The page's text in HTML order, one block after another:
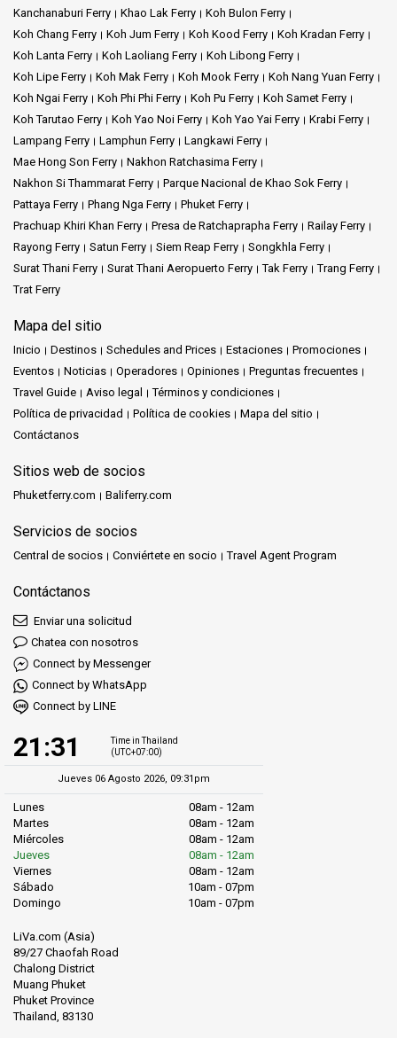
Kanchanaburi Ferry
Khao Lak Ferry
Koh Bulon Ferry
Koh Chang Ferry
Koh Jum Ferry Koh Kood Ferry
Koh Kradan Ferry
Koh Lanta Ferry
Koh Laoliang Ferry
Koh Libong Ferry
Koh Lipe Ferry
Koh Mak Ferry Koh Mook Ferry
Koh Nang Yuan Ferry
Koh Ngai Ferry
Koh Phi Phi Ferry Koh Pu Ferry
Koh Samet Ferry
Koh Tarutao Ferry
Koh Yao Noi Ferry Koh Yao Yai Ferry
Krabi Ferry
Lampang Ferry
Lamphun Ferry
Langkawi Ferry
Mae Hong Son Ferry
Nakhon Ratchasima Ferry
Nakhon Si Thammarat Ferry
Parque Nacional de Khao Sok Ferry
Pattaya Ferry
Phang Nga Ferry
Phuket Ferry
Prachuap Khiri Khan Ferry
Presa de Ratchaprapha Ferry
Railay Ferry
Rayong Ferry
Satun Ferry Siem Reap Ferry
Songkhla Ferry
Surat Thani Ferry
Surat Thani Aeropuerto Ferry Tak Ferry
Trang Ferry
Trat Ferry
Mapa del sitio
Inicio Destinos Schedules and Prices Estaciones
Promociones
Eventos
Noticias Operadores Opiniones
Preguntas frecuentes
Travel Guide
Aviso legal
Términos y condiciones
Política de privacidad
Política de cookies
Mapa del sitio
Contáctanos
Sitios web de socios
Phuketferry.com Baliferry.com
Servicios de socios
Central de socios Conviértete en socio Travel Agent Program
Contáctanos
Enviar una solicitud
Chatea con nosotros
Connect by Messenger
Connect by WhatsApp
Connect by LINE
21:31
Time in Thailand
(UTC+07:00)
Jueves 06 Agosto 2026, 09:31pm
Lunes
08am - 12am
Martes
08am - 12am
Miércoles
08am - 12am
Jueves
08am - 12am
Viernes
08am - 12am
Sábado
10am - 07pm
Domingo
10am - 07pm
LiVa.com (Asia)
89/27 Chaofah Road
Chalong District
Muang Phuket
Phuket Province
Thailand, 83130